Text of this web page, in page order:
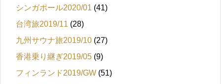
シンガポール2020/01 (41)
台湾旅2019/11 (28)
九州サウナ旅2019/10 (27)
香港乗り継ぎ2019/05 (9)
フィンランド2019/GW (51)